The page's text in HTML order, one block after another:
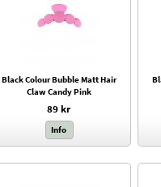
Black Colour Bubble Matt Hair
Claw Candy Pink
89 kr
Info